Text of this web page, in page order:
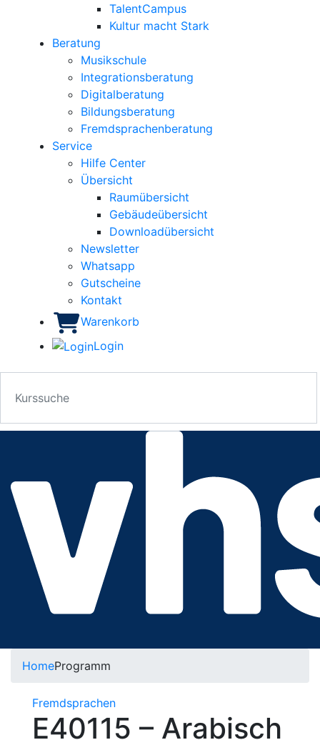
TalentCampus
Kultur macht Stark
Beratung
Musikschule
Integrationsberatung
Digitalberatung
Bildungsberatung
Fremdsprachenberatung
Service
Hilfe Center
Übersicht
Raumübersicht
Gebäudeübersicht
Downloadübersicht
Newsletter
Whatsapp
Gutscheine
Kontakt
Warenkorb
Login
HomeProgramm
Fremdsprachen
E40115 – Arabisch